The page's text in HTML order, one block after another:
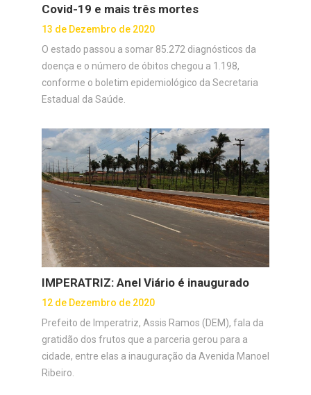
Covid-19 e mais três mortes
13 de Dezembro de 2020
O estado passou a somar 85.272 diagnósticos da
doença e o número de óbitos chegou a 1.198,
conforme o boletim epidemiológico da Secretaria
Estadual da Saúde.
IMPERATRIZ: Anel Viário é inaugurado
12 de Dezembro de 2020
Prefeito de Imperatriz, Assis Ramos (DEM), fala da
gratidão dos frutos que a parceria gerou para a
cidade, entre elas a inauguração da Avenida Manoel
Ribeiro.